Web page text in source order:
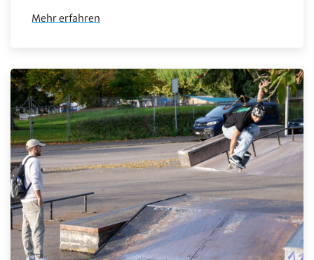
Mehr erfahren